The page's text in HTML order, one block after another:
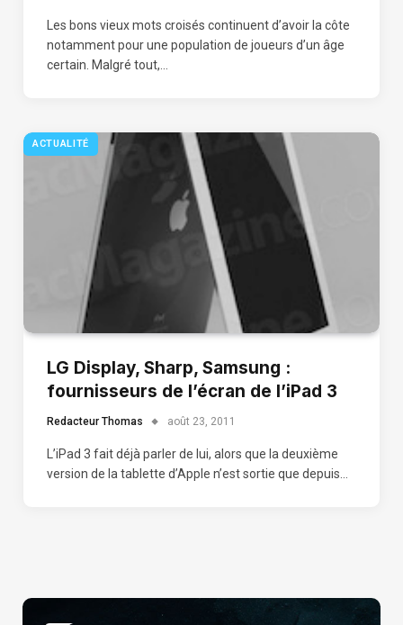
Les bons vieux mots croisés continuent d’avoir la côte
notamment pour une population de joueurs d’un âge
certain. Malgré tout,…
ACTUALITÉ
LG Display, Sharp, Samsung :
fournisseurs de l’écran de l’iPad 3
Redacteur Thomas août 23, 2011
L’iPad 3 fait déjà parler de lui, alors que la deuxième
version de la tablette d’Apple n’est sortie que depuis…